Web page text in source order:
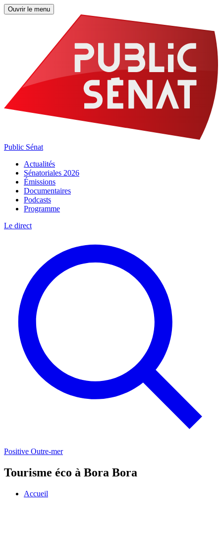
Ouvrir le menu
Public Sénat
Actualités
Sénatoriales 2026
Émissions
Documentaires
Podcasts
Programme
Le direct
Positive Outre-mer
Tourisme éco à Bora Bora
Accueil